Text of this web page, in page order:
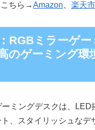
ちら→Amazon 楽天
RGBミラーゲ
のゲーミング環
ーミングデスクは、LED
、スタイリッシュなデ